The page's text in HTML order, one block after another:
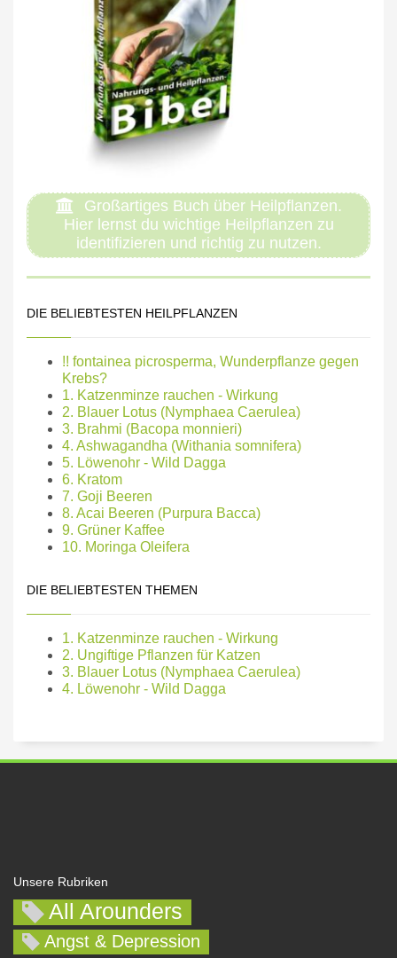
Großartiges Buch über Heilpflanzen.
Hier lernst du wichtige Heilpflanzen zu
identifizieren und richtig zu nutzen.
DIE BELIEBTESTEN HEILPFLANZEN
!! fontainea picrosperma, Wunderpflanze gegen
Krebs?
1. Katzenminze rauchen - Wirkung
2. Blauer Lotus (Nymphaea Caerulea)
3. Brahmi (Bacopa monnieri)
4. Ashwagandha (Withania somnifera)
5. Löwenohr - Wild Dagga
6. Kratom
7. Goji Beeren
8. Acai Beeren (Purpura Bacca)
9. Grüner Kaffee
10. Moringa Oleifera
DIE BELIEBTESTEN THEMEN
1. Katzenminze rauchen - Wirkung
2. Ungiftige Pflanzen für Katzen
3. Blauer Lotus (Nymphaea Caerulea)
4. Löwenohr - Wild Dagga
Unsere Rubriken
All Arounders
Angst & Depression